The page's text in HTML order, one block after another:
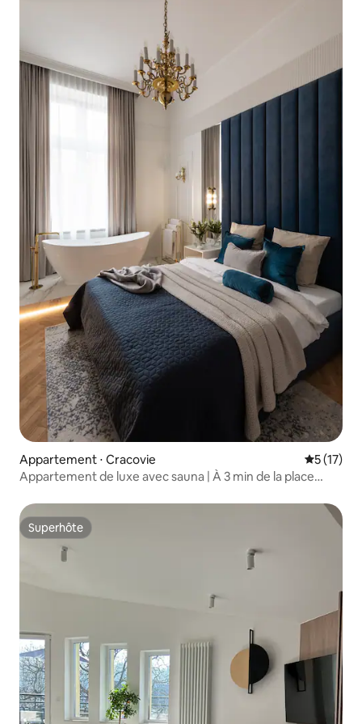
Appartement ⋅ Cracovie
5 (17)
Appartement de luxe avec sauna | À 3 min de la place
Superhôte
Superhôte